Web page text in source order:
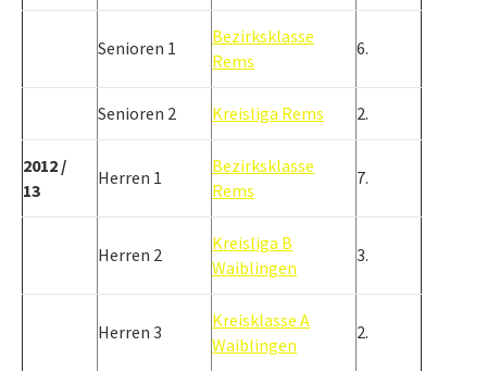
Senioren 1
Bezirksklasse
Rems
6.
Senioren 2 Kreisliga Rems 2.
2012 /
13
Herren 1
Bezirksklasse
Rems
7.
Herren 2
Kreisliga B
Waiblingen
3.
Herren 3
Kreisklasse A
Waiblingen
2.